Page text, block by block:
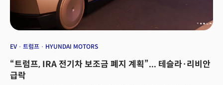
EV 트럼프 HYUNDAI MOTORS
“트럼프, IRA 전기차 보조금 폐지 계획”... 테슬라·리비안
급락